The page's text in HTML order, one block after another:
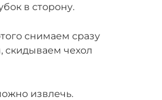
в сторону.
снимаем сразу
скидываем чехол
извлечь.